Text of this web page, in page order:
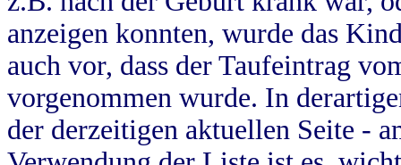
anzeigen konnten, wurde das
auch vor, dass der Taufeintrag
vorgenommen wurde. In
der derzeitigen aktuellen Seite -